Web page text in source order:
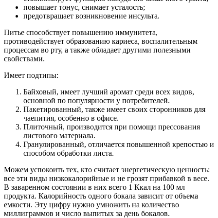
повышает тонус, снимает усталость;
предотвращает возникновение инсульта.
Питье способствует повышению иммунитета,
противодействует образованию кариеса, воспалительным
процессам во рту, а также обладает другими полезными
свойствами.
Имеет подтипы:
Байховый, имеет лучший аромат среди всех видов,
основной по популярности у потребителей.
Пакетированный, также имеет своих сторонников для
чаепития, особенно в офисе.
Плиточный, производится при помощи прессования
листового материала.
Гранулированный, отличается повышенной крепостью и
способом обработки листа.
Можем успокоить тех, кто считает энергетическую ценность:
все эти виды низкокалорийные и не грозят прибавкой в весе.
В заваренном состоянии в них всего 1 Ккал на 100 мл
продукта. Калорийность одного бокала зависит от объема
емкости. Эту цифру нужно умножить на количество
миллиграммов и число выпитых за день бокалов.